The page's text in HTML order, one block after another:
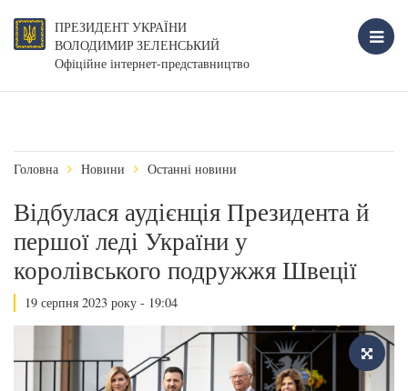
ПРЕЗИДЕНТ УКРАЇНИ
ВОЛОДИМИР ЗЕЛЕНСЬКИЙ
Офіційне інтернет-представництво
Головна Новини Останні новини
Відбулася аудієнція Президента й
першої леді України у
королівського подружжя Швеції
19 серпня 2023 року - 19:04